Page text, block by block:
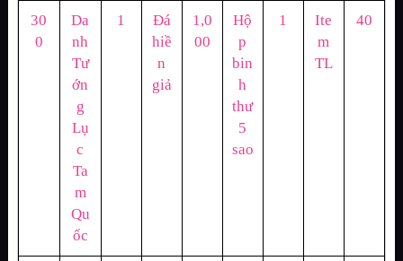
30
0
Da
nh
Tư
ớn
g
Lụ
c
Ta
m
Qu
ốc
1
Đá
hiề
n
giả
1,0
00
Hộ
p
bin
h
thư
5
sao
1
Ite
m
TL
40